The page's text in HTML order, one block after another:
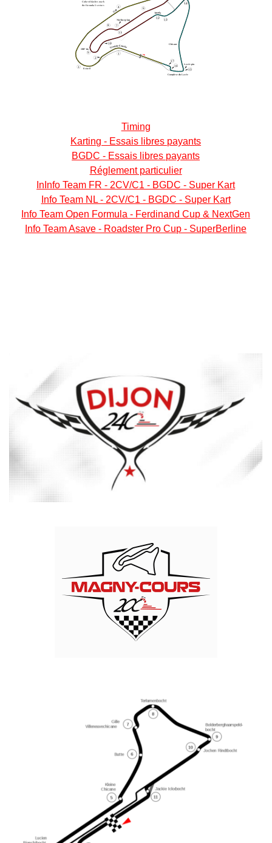
Timing
Karting - Essais libres payants
BGDC- Essais libres payants
Réglement particulier
In Info Team FR - 2CV/C1 - BGDC - Super Kart
Info Team NL - 2CV/C1 - BGDC - Super Kart
Info Team Open Formula - Ferdinand Cup & NextGen
Info Team Asave - Roadster Pro Cup - SuperBerline